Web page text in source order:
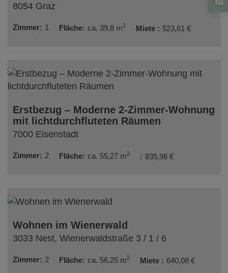
8054 Graz
Zimmer 1 Fläche ca. 39,8 m2 Miete 523,61 €
Erstbezug – Moderne 2-Zimmer-Wohnung
mit lichtdurchfluteten Räumen
7000 Eisenstadt
Zimmer 2 Fläche ca. 55,27 m2 835,98 €
Wohnen im Wienerwald
3033 Nest, Wienerwaldstraße 3 / 1 / 6
Zimmer 2 Fläche ca. 56,25 m2 Miete 640,08 €